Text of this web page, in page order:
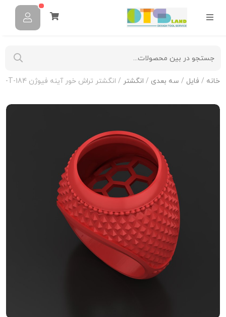
خانه / فایل / سه بعدی / انگشتر / انگشتر تراش خور آینه فیوژن R-T-184